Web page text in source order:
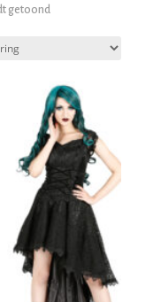
getoond